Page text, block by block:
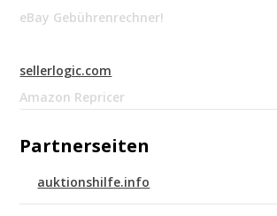
eBay Gebührenrechner!
sellerlogic.com
Amazon Repricer
Partnerseiten
auktionshilfe.info